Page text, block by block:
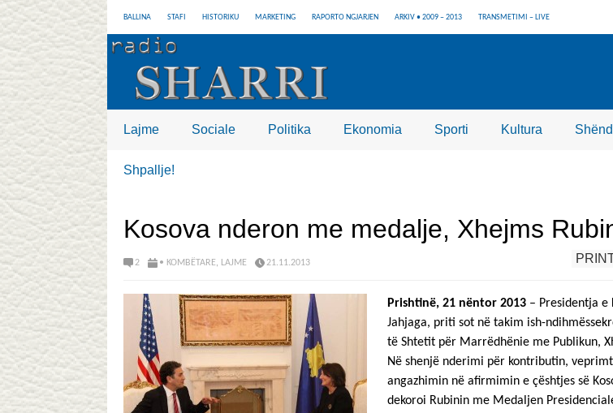
BALLINA STAFI HISTORIKU MARKETING RAPORTO NGJARJEN ARKIV • 2009 – 2013 TRANSMETIMI – LIVE
Lajme Sociale Politika Ekonomia Sporti Kultura
Shpallje!
Kosova nderon me medalje, Xhejms
2 • KOMBËTARE, LAJME 21.11.2013
Prishtinë, 21 nëntor 2013 – Presidentja e
Jahjaga, priti sot në takim ish-
të Shtetit për Marrëdhënie me Publikun,
Në shenjë nderimi për kontributin,
angazhimin në afirmimin e çështjes së
dekoroi Rubinin me Medaljen